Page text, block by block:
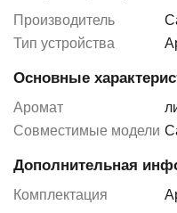
Производитель
Тип устройства
Основные
Аромат
Совместимые модели
Дополнительная
Комплектация